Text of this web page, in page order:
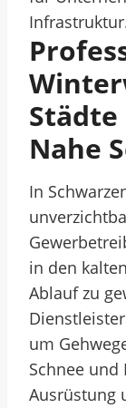
Nahe
In
in den
Ablauf zu
um
Schnee
Ausrüstung